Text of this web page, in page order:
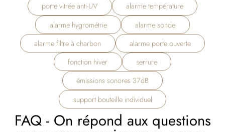
porte vitrée anti-UV
alarme température
alarme hygrométrie
alarme sonde
alarme filtre à charbon
alarme porte ouverte
fonction hiver
serrure
émissions sonores 37dB
support bouteille individuel
FAQ - On répond aux questions